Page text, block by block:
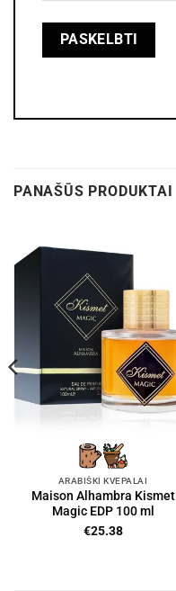
PANAŠŪS PRODUKTAI
ARABIŠKI KVEPALAI
Maison Alhambra Kismet
Magic EDP 100 ml
€25.38